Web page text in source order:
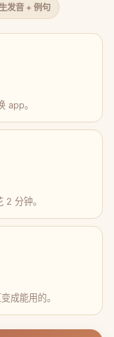
发音 + 例句
app。
2 分钟。
成能用的。